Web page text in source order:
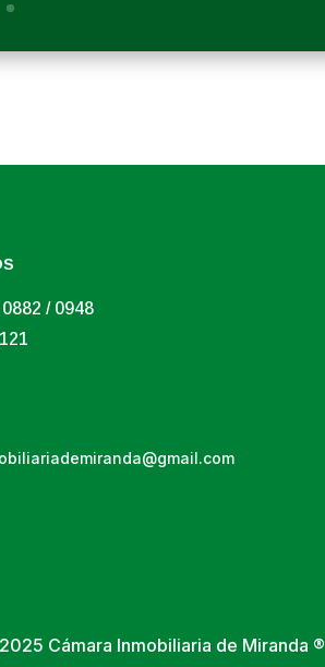
/ 0948
Cámara Inmobiliaria de Miranda ®